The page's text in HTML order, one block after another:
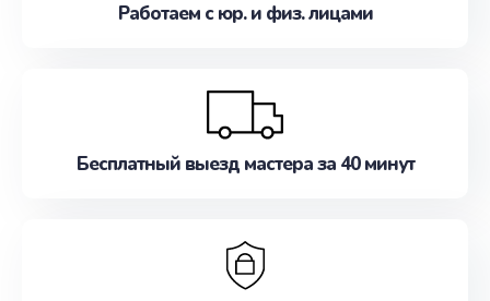
Работаем с юр. и физ. лицами
Бесплатный выезд мастера за 40 минут